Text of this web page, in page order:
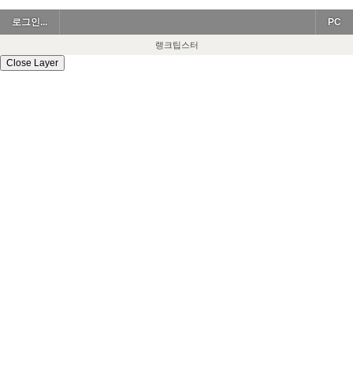
로그인... PC
랭크팁스터
Close Layer